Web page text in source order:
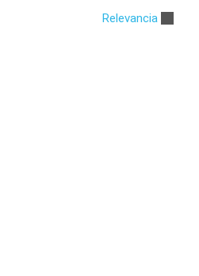
Relevancia